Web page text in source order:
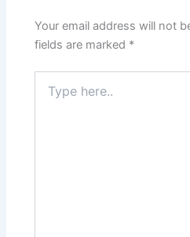
Your email address will not
fields are marked *
here..